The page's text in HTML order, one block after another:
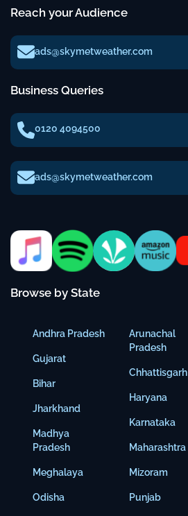
Reach your Audience
ads@skymetweather.com
Business Queries
0120 4094500
ads@skymetweather.com
Browse by State
Andhra Pradesh
Gujarat
Bihar
Jharkhand
Madhya
Pradesh
Meghalaya
Odisha
Arunachal
Pradesh
Chhattisgarh
Haryana
Karnataka
Maharashtra
Mizoram
Punjab